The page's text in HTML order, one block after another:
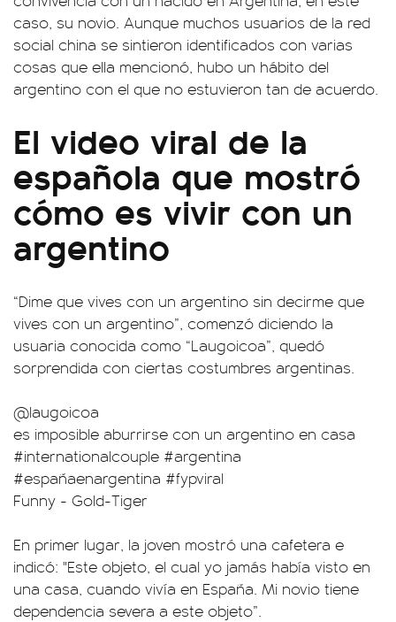
caso, su novio. Aunque muchos usuarios de la red
social china se sintieron identificados con varias
cosas que ella mencionó, hubo un hábito del
argentino con el que no estuvieron tan de acuerdo.
El video viral de la
española que mostró
cómo es vivir con un
argentino
“Dime que vives con un argentino sin decirme que
vives con un argentino”, comenzó diciendo la
usuaria conocida como “Laugoicoa”, quedó
sorprendida con ciertas costumbres argentinas.
@laugoicoa
es imposible aburrirse con un argentino en casa
#internationalcouple #argentina
#españaenargentina #fypviral
Funny - Gold-Tiger
En primer lugar, la joven mostró una cafetera e
indicó: "Este objeto, el cual yo jamás había visto en
una casa, cuando vivía en España. Mi novio tiene
dependencia severa a este objeto”.